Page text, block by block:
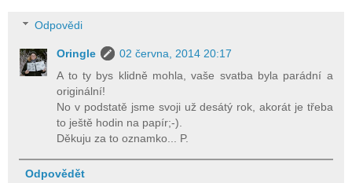
Odpovědi
Oringle
02 června, 2014 20:17
A to ty bys klidně mohla, vaše svatba byla parádní a
originální!
No v podstatě jsme svoji už desátý rok, akorát je třeba
to ještě hodin na papír;-).
Děkuju za to oznamko... P.
Odpovědět